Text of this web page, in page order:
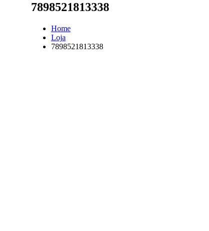
7898521813338
Home
Loja
7898521813338